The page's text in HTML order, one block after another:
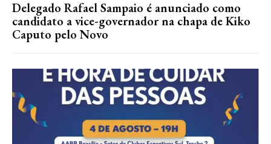
Delegado Rafael Sampaio é anunciado como
candidato a vice-governador na chapa de Kiko
Caputo pelo Novo